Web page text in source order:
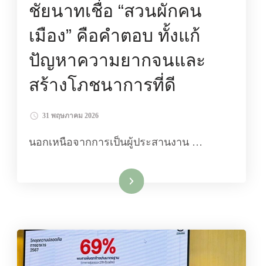
ชัยนาทเชื่อ “สวนผักคน
เมือง” คือคำตอบ ทั้งแก้
ปัญหาความยากจนและ
สร้างโภชนาการที่ดี
31 พฤษภาคม 2026
นอกเหนือจากการเป็นผู้ประสานงาน …
อ่านเพิ่มเติม